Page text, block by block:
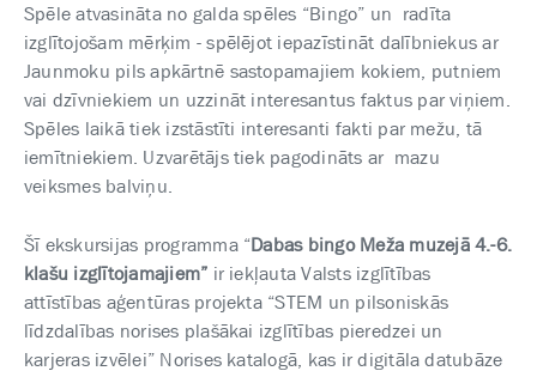
Spēle atvasināta no galda spēles “Bingo” un radīta
izglītojošam mērķim - spēlējot iepazīstināt dalībniekus ar
Jaunmoku pils apkārtnē sastopamajiem kokiem, putniem
vai dzīvniekiem un uzzināt interesantus faktus par viņiem.
Spēles laikā tiek izstāstīti interesanti fakti par mežu, tā
iemītniekiem. Uzvarētājs tiek pagodināts ar mazu
veiksmes balviņu.
Šī ekskursijas programma “Dabas bingo Meža muzejā 4.-6.
klašu izglītojamajiem” ir iekļauta Valsts izglītības
attīstības aģentūras projekta “STEM un pilsoniskās
līdzdalības norises plašākai izglītības pieredzei un
karjeras izvēlei” Norises katalogā, kas ir digitāla datubāze